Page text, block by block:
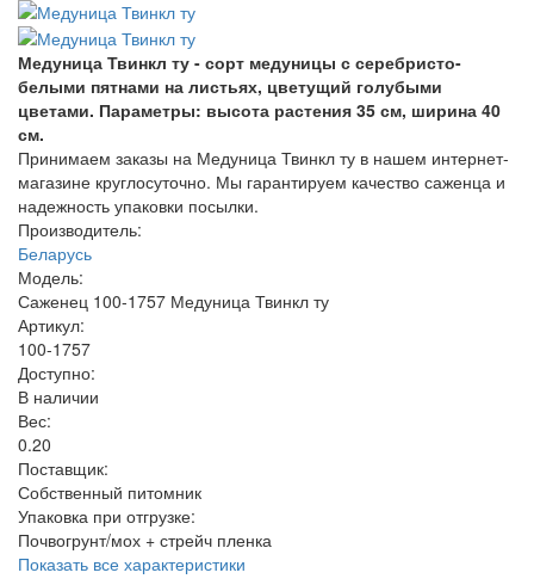
Медуница Твинкл ту - сорт медуницы с серебристо-
белыми пятнами на листьях, цветущий голубыми
цветами. Параметры: высота растения 35 см, ширина 40
см.
Принимаем заказы на Медуница Твинкл ту в нашем интернет-
магазине круглосуточно. Мы гарантируем качество саженца и
надежность упаковки посылки.
Производитель:
Беларусь
Модель:
Саженец 100-1757 Медуница Твинкл ту
Артикул:
100-1757
Доступно:
В наличии
Вес:
0.20
Поставщик:
Собственный питомник
Упаковка при отгрузке:
Почвогрунт/мох + стрейч пленка
Показать все характеристики